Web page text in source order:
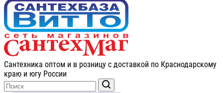
Сантехника оптом и в розницу с доставкой по Краснодарскому
краю и югу России